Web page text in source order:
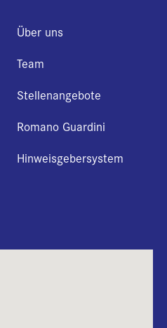
Über uns
Team
Stellenangebote
Romano Guardini
Hinweisgebersystem